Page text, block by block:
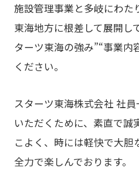
施設管理事業と多岐にわた
東海地方に根差して展開し
ターツ東海の強み”“事業内
ください。
スターツ東海株式会社 社
いただくために、素直で誠
こよく、時には軽快で大胆
全力で楽しんでおります。